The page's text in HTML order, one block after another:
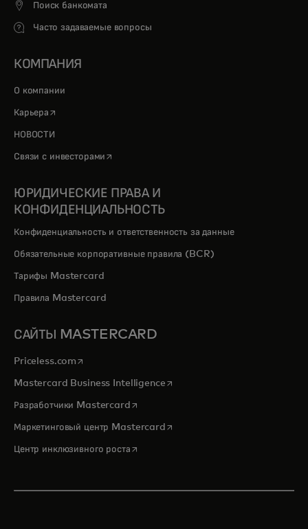
Поиск банкомата
Часто задаваемые вопросы
КОМПАНИЯ
О компании
Карьера opens in a new tab
НОВОСТИ
Связи с инвесторами opens in a new tab
ЮРИДИЧЕСКИЕ ПРАВА И
КОНФИДЕНЦИАЛЬНОСТЬ
Конфиденциальность и ответственность за данные
Обязательные корпоративные правила (BCR)
Тарифы Mastercard
Правила Mastercard
САЙТЫ MASTERCARD
Priceless.com opens in a new tab
Mastercard Business Intelligenceopens in a new tab
Разработчики Mastercardopens in a new tab
Маркетинговый центр Mastercardopens in a new tab
Центр инклюзивного ростаopens in a new tab